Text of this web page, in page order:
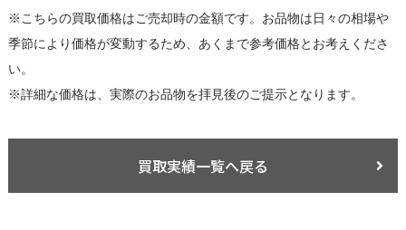
※こちらの買取価格はご売却時の金額です。お品物は日々の相場や
季節により価格が変動するため、あくまで参考価格とお考えくださ
い。
※詳細な価格は、実際のお品物を拝見後のご提示となります。
買取実績一覧へ戻る